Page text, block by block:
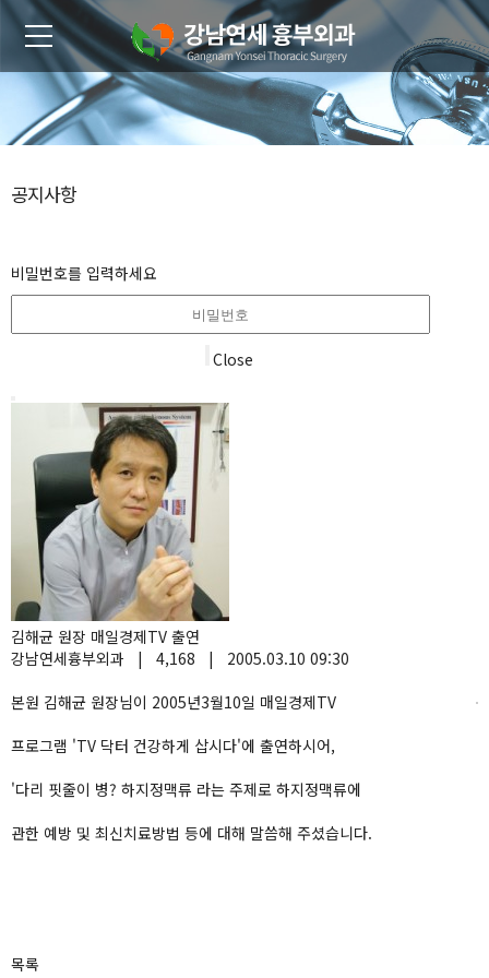
공지사항
비밀번호를 입력하세요
Close
김해균 원장 매일경제TV 출연
강남연세흉부외과
| 4,168 |
2005.03.10 09:30
본원 김해균 원장님이 2005년3월10일 매일경제TV
프로그램 'TV 닥터 건강하게 삽시다'에 출연하시어,
'다리 핏줄이 병? 하지정맥류 라는 주제로 하지정맥류에
관한 예방 및 최신치료방법 등에 대해 말씀해 주셨습니다.
목록